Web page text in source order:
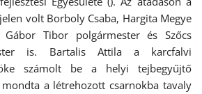
volt Borboly Csaba, Hargita Megye
Gábor Tibor polgármester és Szőcs
is. Bartalis Attila a karcfalvi
számolt be a helyi tejbegyűjtő
a létrehozott csarnokba tavaly